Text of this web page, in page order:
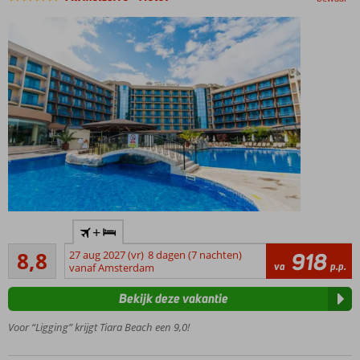
mogelijk
centrum
van
Sunny
Slechts
200m
van
8,8
Aanrader
20
beoordelingen
+
27 aug 2027 (vr) 8 dagen (7 nachten)
vanaf Amsterdam
va 918 p.p.
Voor “Ligging” krijgt Tiara Beach een 9,0!
Bekijk deze vakantie